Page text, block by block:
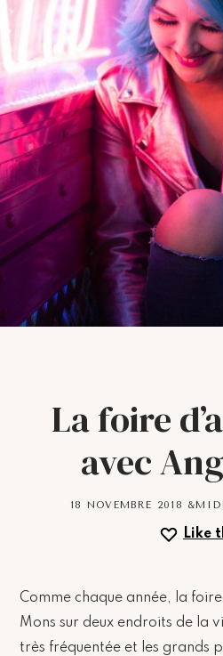
La foire
avec
18 NOVEMBRE 2018
Like
Comme chaque année, la foire
Mons sur deux endroits de la
très fréquentée et les grands